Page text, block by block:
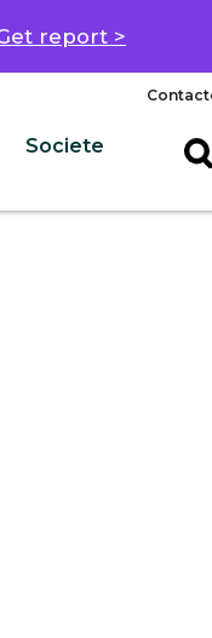
report >
Societe